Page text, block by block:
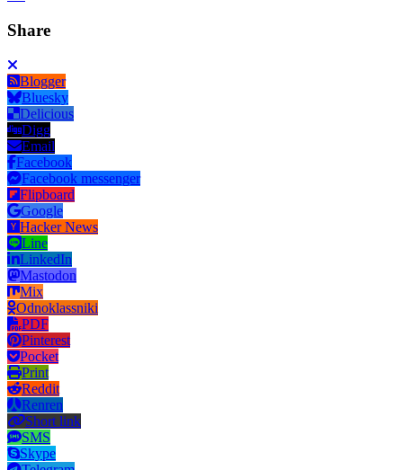
Share
Blogger
Bluesky
Delicious
Digg
Email
Facebook
Facebook messenger
Flipboard
Google
Hacker News
Line
LinkedIn
Mastodon
Mix
Odnoklassniki
PDF
Pinterest
Pocket
Print
Reddit
Renren
Short link
SMS
Skype